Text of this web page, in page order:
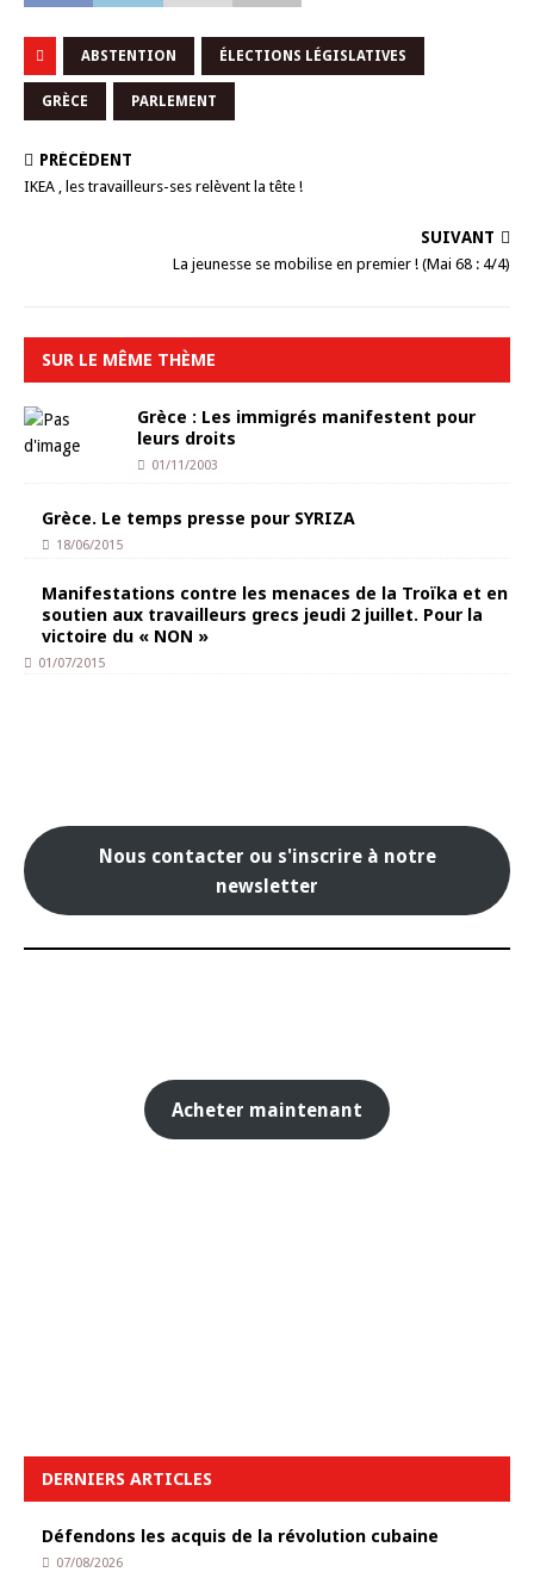
ABSTENTION ÉLECTIONS LÉGISLATIVES
GRÈCE PARLEMENT
PRÉCÉDENT
IKEA , les travailleurs-ses relèvent la tête !
SUIVANT
La jeunesse se mobilise en premier ! (Mai 68 : 4/4)
SUR LE MÊME THÈME
Grèce : Les immigrés manifestent pour
leurs droits
01/11/2003
Grèce. Le temps presse pour SYRIZA
18/06/2015
Manifestations contre les menaces de la Troïka et en
soutien aux travailleurs grecs jeudi 2 juillet. Pour la
victoire du « NON »
01/07/2015
Nous contacter ou s'inscrire à notre
newsletter
Acheter maintenant
DERNIERS ARTICLES
Défendons les acquis de la révolution cubaine
07/08/2026